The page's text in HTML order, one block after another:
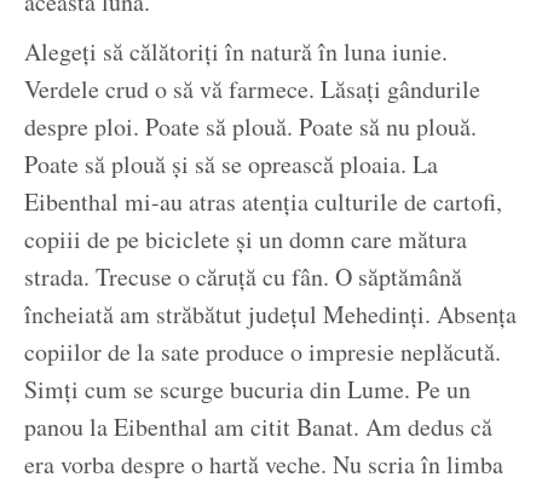
Alegeți să călătoriți în natură în luna iunie.
Verdele crud o să vă farmece. Lăsați gândurile
despre ploi. Poate să plouă. Poate să nu plouă.
Poate să plouă și să se oprească ploaia. La
Eibenthal mi-au atras atenția culturile de cartofi,
copiii de pe biciclete și un domn care mătura
strada. Trecuse o căruță cu fân. O săptămână
încheiată am străbătut județul Mehedinți. Absența
copiilor de la sate produce o impresie neplăcută.
Simți cum se scurge bucuria din Lume. Pe un
panou la Eibenthal am citit Banat. Am dedus că
era vorba despre o hartă veche. Nu scria în limba